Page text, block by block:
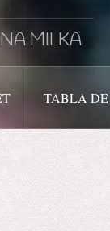
MILKA
TABLA